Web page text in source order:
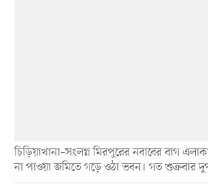
চিড়িয়াখানা–সংলগ্ন মিরপুরের নবাবের বাগ
না পাওয়া জমিতে গড়ে ওঠা ভবন। গত শুক্রবার